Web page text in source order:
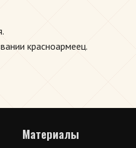
красноармеец.
Материалы